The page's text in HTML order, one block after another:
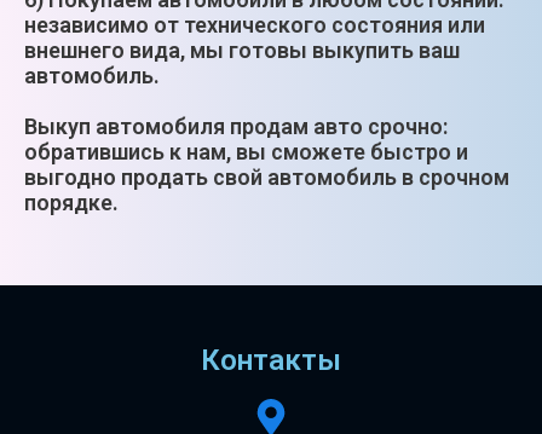
независимо от технического состояния или
внешнего вида, мы готовы выкупить ваш
автомобиль.
Выкуп автомобиля продам авто срочно:
обратившись к нам, вы сможете быстро и
выгодно продать свой автомобиль в срочном
порядке.
Контакты